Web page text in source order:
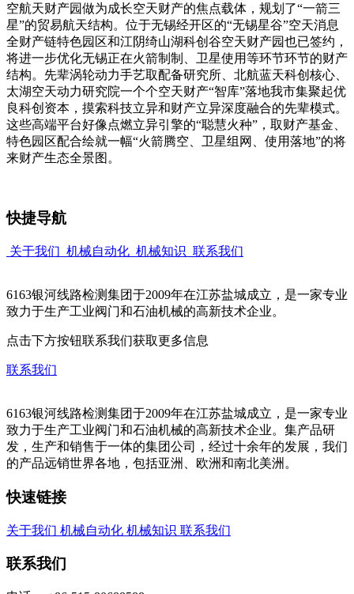
空航天财产园做为成长空天财产的焦点载体，规划了“一箭三
星”的贸易航天结构。位于无锡经开区的“无锡星谷”空天消息
全财产链特色园区和江阴绮山湖科创谷空天财产园也已签约，
将进一步优化无锡正在火箭制制、卫星使用等环节环节的财产
结构。先辈涡轮动力手艺取配备研究所、北航蓝天科创核心、
太湖空天动力研究院一个个空天财产“智库”落地我市集聚起优
良科创资本，摸索科技立异和财产立异深度融合的先辈模式。
这些高端平台好像点燃立异引擎的“聪慧火种”，取财产基金、
特色园区配合绘就一幅“火箭腾空、卫星组网、使用落地”的将
来财产生态全景图。
快捷导航
关于我们 机械自动化 机械知识 联系我们
6163银河线路检测集团于2009年在江苏盐城成立，是一家专业
致力于生产工业阀门和石油机械的高新技术企业。
点击下方按钮联系我们获取更多信息
联系我们
6163银河线路检测集团于2009年在江苏盐城成立，是一家专业
致力于生产工业阀门和石油机械的高新技术企业。集产品研
发，生产和销售于一体的集团公司，经过十余年的发展，我们
的产品远销世界各地，包括亚洲、欧洲和南北美洲。
快速链接
关于我们 机械自动化 机械知识 联系我们
联系我们